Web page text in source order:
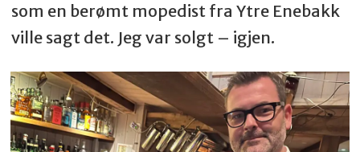
som en berømt mopedist fra Ytre Enebakk
ville sagt det. Jeg var solgt – igjen.